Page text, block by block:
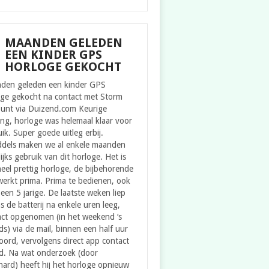
MAANDEN GELEDEN
EEN KINDER GPS
HORLOGE GEKOCHT
geleden een kinder GPS
gekocht na contact met Storm
via Duizend.com Keurige
horloge was helemaal klaar voor
Super goede uitleg erbij.
maken we al enkele maanden
gebruik van dit horloge. Het is
prettig horloge, de bijbehorende
prima. Prima te bedienen, ook
5 jarige. De laatste weken liep
de batterij na enkele uren leeg,
opgenomen (in het weekend ‘s
via de mail, binnen een half uur
vervolgens direct app contact
Na wat onderzoek (door
heeft hij het horloge opnieuw